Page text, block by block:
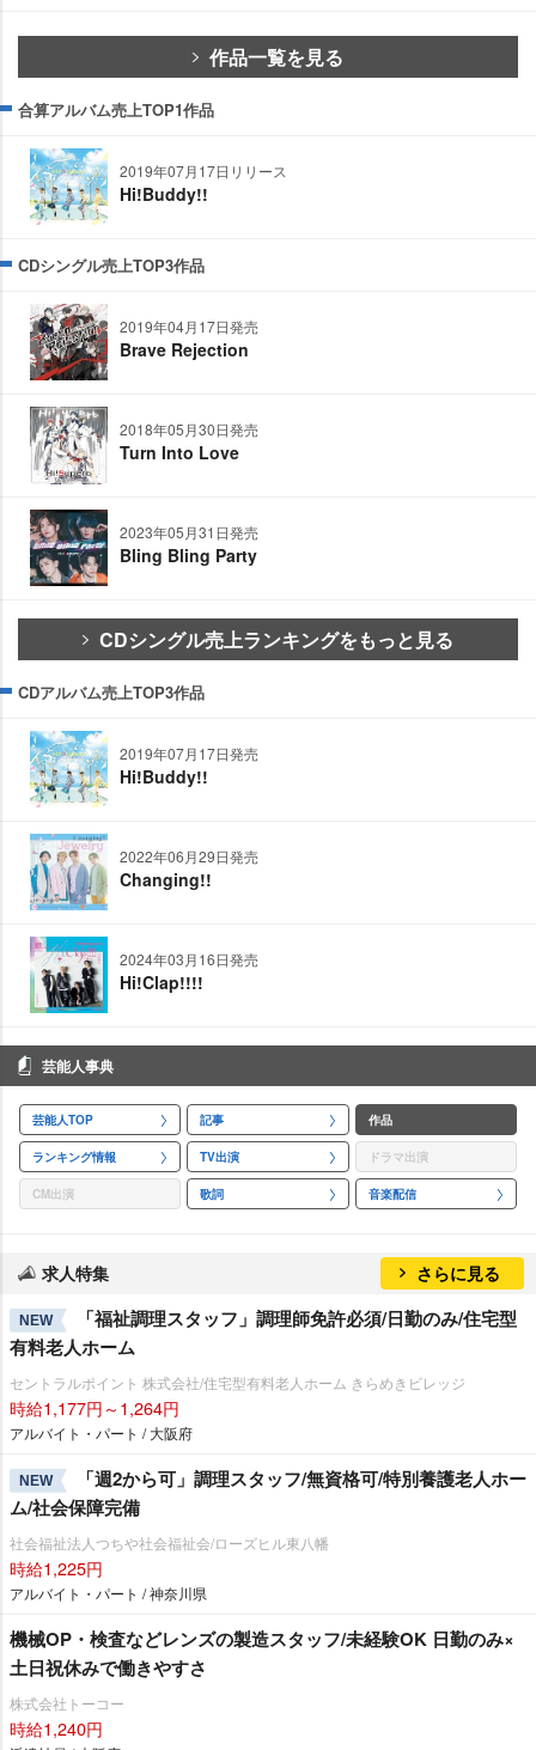
作品一覧を見る
合算アルバム売上TOP1作品
2019年07月17日リリース
Hi!Buddy!!
CDシングル売上TOP3作品
2019年04月17日発売
Brave Rejection
2018年05月30日発売
Turn Into Love
2023年05月31日発売
Bling Bling Party
CDシングル売上ランキングをもっと見る
CDアルバム売上TOP3作品
2019年07月17日発売
Hi!Buddy!!
2022年06月29日発売
Changing!!
2024年03月16日発売
Hi!Clap!!!!
芸能人事典
芸能人TOP 記事 作品
ランキング情報 TV出演 ドラマ出演
CM出演 歌詞 音楽配信
求人特集 さらに見る
NEW
「福祉調理スタッフ」調理師免許必須/日勤のみ/住宅型
有料老人ホーム
セントラルポイント 株式会社/住宅型有料老人ホーム きらめきビレッジ
時給1,177円～1,264円
アルバイト・パート / 大阪府
NEW
「週2から可」調理スタッフ/無資格可/特別養護老人ホー
ム/社会保障完備
社会福祉法人つちや社会福祉会/ローズヒル東八幡
時給1,225円
アルバイト・パート / 神奈川県
機械OP・検査などレンズの製造スタッフ/未経験OK 日勤のみ×
土日祝休みで働きやすさ
株式会社トーコー
時給1,240円